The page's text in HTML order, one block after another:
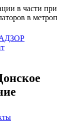
в части
в